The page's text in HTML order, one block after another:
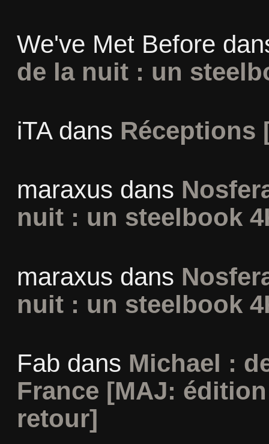
We've Met Before
de la nuit : un
iTAdans Réceptions
maraxus dans
nuit : un steelbook
maraxus dans
nuit : un steelbook
Fab dans Michael :
France [MAJ:
retour]